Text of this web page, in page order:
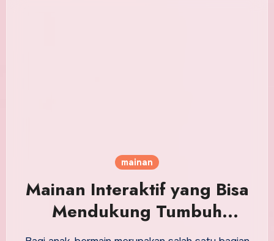
mainan
Mainan Interaktif yang Bisa
Mendukung Tumbuh
Kembang Si Kecil